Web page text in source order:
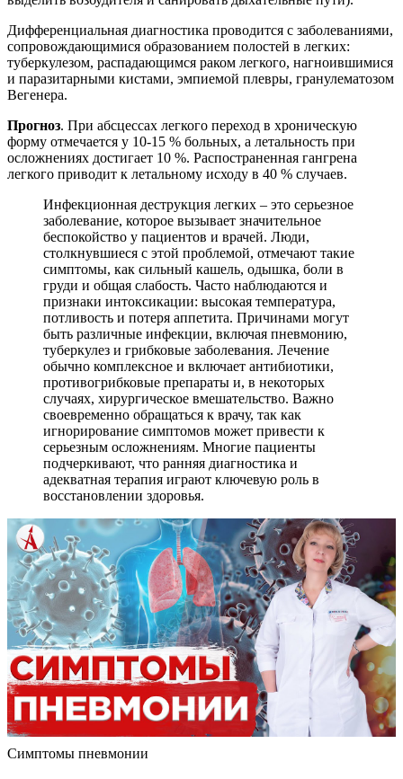
Дифференциальная диагностика проводится с заболеваниями,
сопровождающимися образованием полостей в легких:
туберкулезом, распадающимся раком легкого, нагноившимися
и паразитарными кистами, эмпиемой плевры, гранулематозом
Вегенера.
Прогноз. При абсцессах легкого переход в хроническую
форму отмечается у 10-15 % больных, а летальность при
осложнениях достигает 10 %. Распостраненная гангрена
легкого приводит к летальному исходу в 40 % случаев.
Инфекционная деструкция легких – это серьезное
заболевание, которое вызывает значительное
беспокойство у пациентов и врачей. Люди,
столкнувшиеся с этой проблемой, отмечают такие
симптомы, как сильный кашель, одышка, боли в
груди и общая слабость. Часто наблюдаются и
признаки интоксикации: высокая температура,
потливость и потеря аппетита. Причинами могут
быть различные инфекции, включая пневмонию,
туберкулез и грибковые заболевания. Лечение
обычно комплексное и включает антибиотики,
противогрибковые препараты и, в некоторых
случаях, хирургическое вмешательство. Важно
своевременно обращаться к врачу, так как
игнорирование симптомов может привести к
серьезным осложнениям. Многие пациенты
подчеркивают, что ранняя диагностика и
адекватная терапия играют ключевую роль в
восстановлении здоровья.
Симптомы пневмонии